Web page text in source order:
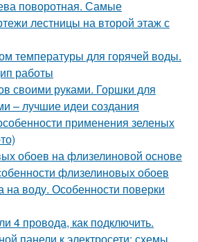
поворотная. Самые
лестницы на второй этаж с
температуры для горячей воды.
работы
своими руками. Горшки для
– лучшие идеи создания
применения зеленых
обоев на флизелиновой основе
флизелиновых обоев
на воду. Особенности поверки
4 провода, как подключить.